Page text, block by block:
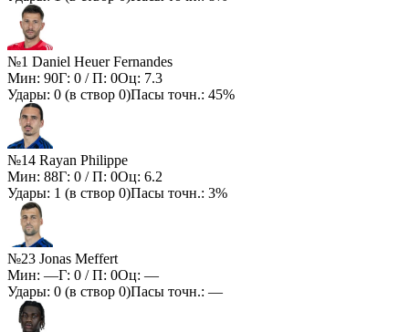
№1 Daniel Heuer Fernandes
Мин: 90Г: 0 / П: 0Оц: 7.3
Удары: 0 (в створ 0)Пасы точн.: 45%
№14 Rayan Philippe
Мин: 88Г: 0 / П: 0Оц: 6.2
Удары: 1 (в створ 0)Пасы точн.: 3%
№23 Jonas Meffert
Мин: —Г: 0 / П: 0Оц: —
Удары: 0 (в створ 0)Пасы точн.: —